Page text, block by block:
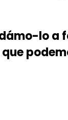
lo a